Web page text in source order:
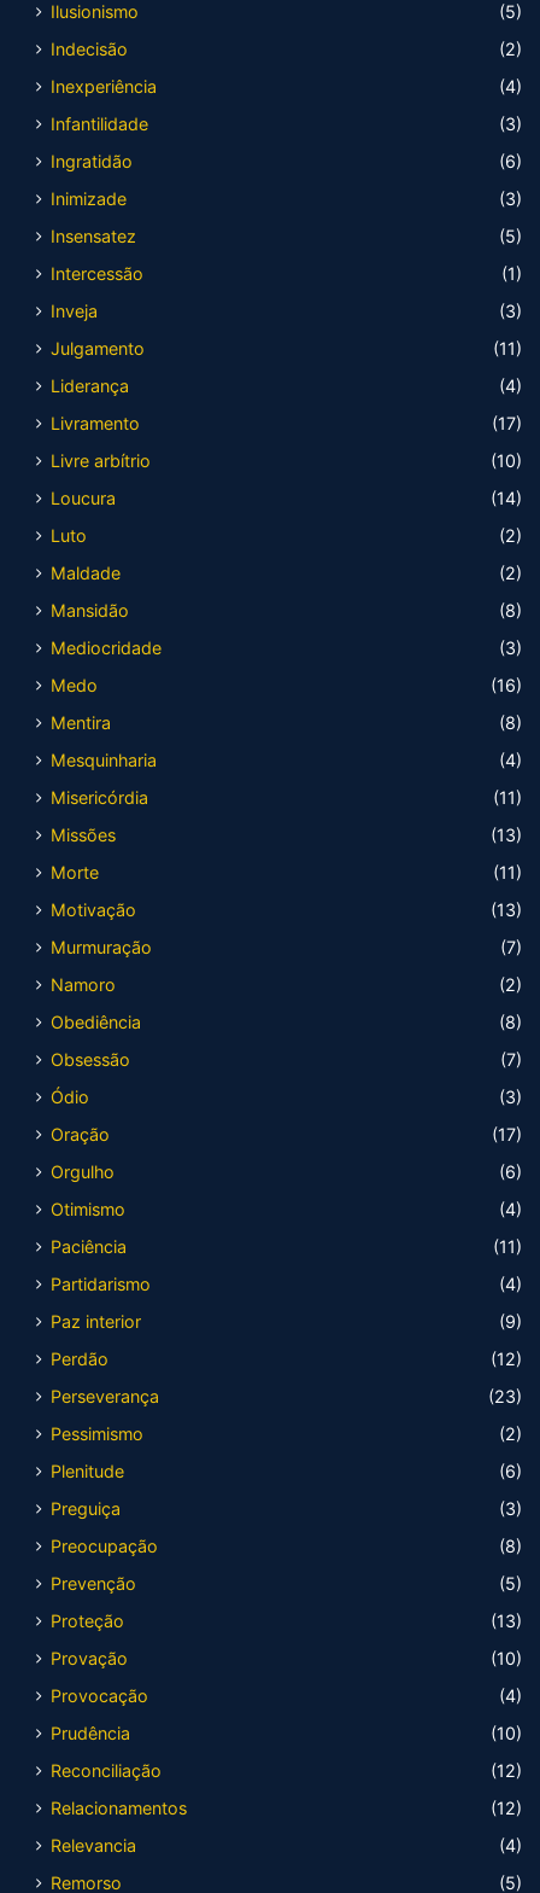
Ilusionismo
(5)
Indecisão
(2)
Inexperiência
(4)
Infantilidade
(3)
Ingratidão
(6)
Inimizade
(3)
Insensatez
(5)
Intercessão
(1)
Inveja
(3)
Julgamento
(11)
Liderança
(4)
Livramento
(17)
Livre arbítrio
(10)
Loucura
(14)
Luto
(2)
Maldade
(2)
Mansidão
(8)
Mediocridade
(3)
Medo
(16)
Mentira
(8)
Mesquinharia
(4)
Misericórdia
(11)
Missões
(13)
Morte
(11)
Motivação
(13)
Murmuração
(7)
Namoro
(2)
Obediência
(8)
Obsessão
(7)
Ódio
(3)
Oração
(17)
Orgulho
(6)
Otimismo
(4)
Paciência
(11)
Partidarismo
(4)
Paz interior
(9)
Perdão
(12)
Perseverança
(23)
Pessimismo
(2)
Plenitude
(6)
Preguiça
(3)
Preocupação
(8)
Prevenção
(5)
Proteção
(13)
Provação
(10)
Provocação
(4)
Prudência
(10)
Reconciliação
(12)
Relacionamentos
(12)
Relevancia
(4)
Remorso
(5)